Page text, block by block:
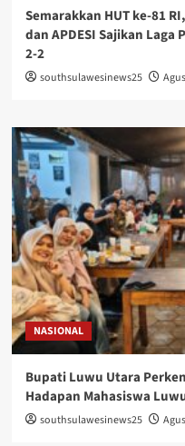
Semarakkan HUT ke-81
dan APDESI Sajikan
2-2
southsulawesinews25
NASIONAL
Bupati Luwu Utara
Hadapan Mahasiswa
southsulawesinews25